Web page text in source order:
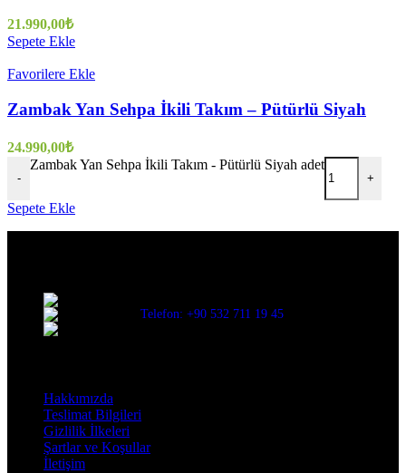
21.990,00₺
Sepete Ekle
Favorilere Ekle
Zambak Yan Sehpa İkili Takım – Pütürlü Siyah
24.990,00₺
-
Zambak Yan Sehpa İkili Takım - Pütürlü Siyah adet
+
Sepete Ekle
Telefon: +90 532 711 19 45
Hakkımızda
Teslimat Bilgileri
Gizlilik İlkeleri
Şartlar ve Koşullar
İletişim